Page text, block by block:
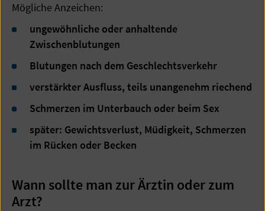
Mögliche Anzeichen:
ungewöhnliche oder anhaltende
Zwischenblutungen
Blutungen nach dem Geschlechtsverkehr
verstärkter Ausfluss, teils unangenehm riechend
Schmerzen im Unterbauch oder beim Sex
später: Gewichtsverlust, Müdigkeit, Schmerzen
im Rücken oder Becken
Wann sollte man zur Ärztin oder zum
Arzt?